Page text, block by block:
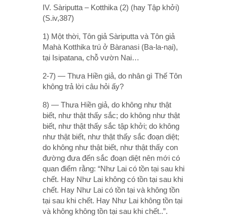
IV. Sàriputta – Kotthika (2) (hay Tập khởi)
(S.iv,387)
1) Một thời, Tôn giả Sàriputta và Tôn giả
Mahà Kotthika trú ở Bàranasi (Ba-la-nại),
tại Isipatana, chỗ vườn Nai…
2-7) — Thưa Hiền giả, do nhân gì Thế Tôn
không trả lời câu hỏi ấy?
8) — Thưa Hiền giả, do không như thật
biết, như thật thấy sắc; do không như thật
biết, như thật thấy sắc tập khởi; do không
như thật biết, như thật thấy sắc đoạn diệt;
do không như thật biết, như thật thấy con
đường đưa đến sắc đoạn diệt nên mới có
quan điểm rằng: “Như Lai có tồn tại sau khi
chết. Hay Như Lai không có tồn tại sau khi
chết. Hay Như Lai có tồn tại và không tồn
tại sau khi chết. Hay Như Lai không tồn tại
và không không tồn tại sau khi chết..”.